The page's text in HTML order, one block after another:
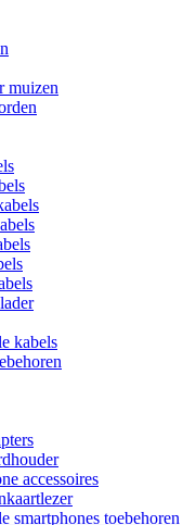
muizen
kabels
accessoires
smartphones toebehoren